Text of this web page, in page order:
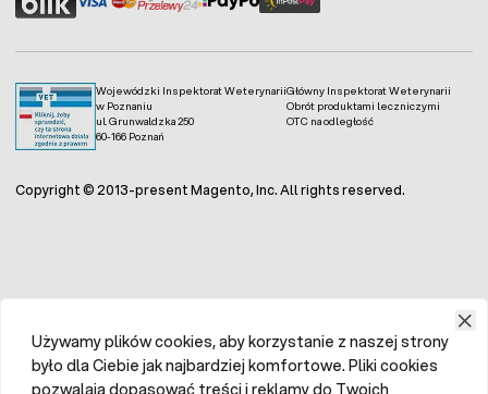
Wojewódzki Inspektorat Weterynarii
w Poznaniu
ul. Grunwaldzka 250
60-166 Poznań
Główny Inspektorat Weterynarii
Obrót produktami leczniczymi
OTC na odległość
Copyright © 2013-present Magento, Inc. All rights reserved.
Używamy plików cookies, aby korzystanie z naszej strony
było dla Ciebie jak najbardziej komfortowe. Pliki cookies
pozwalają dopasować treści i reklamy do Twoich